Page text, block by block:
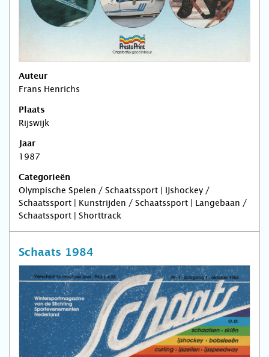
Auteur
Frans Henrichs
Plaats
Rijswijk
Jaar
1987
Categorieën
Olympische Spelen / Schaatssport | IJshockey /
Schaatssport | Kunstrijden / Schaatssport | Langebaan /
Schaatssport | Shorttrack
Schaats 1984